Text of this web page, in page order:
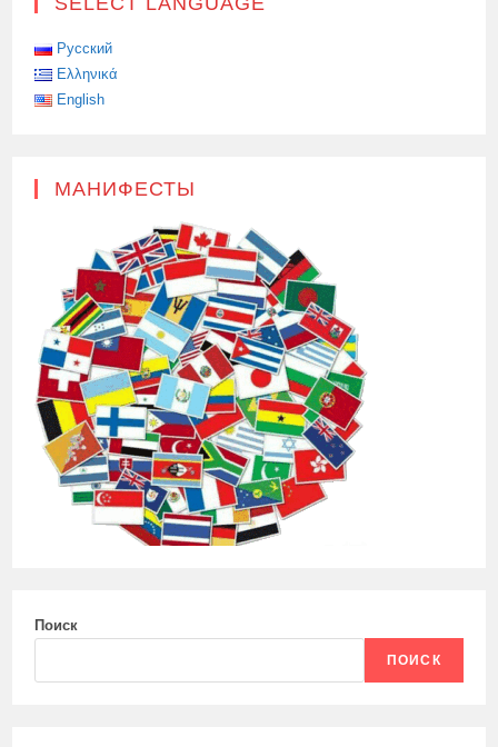
Русский
Ελληνικά
English
МАНИФЕСТЫ
Поиск
ПОИСК